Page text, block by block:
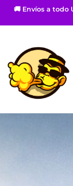
🚚 Envíos a todo